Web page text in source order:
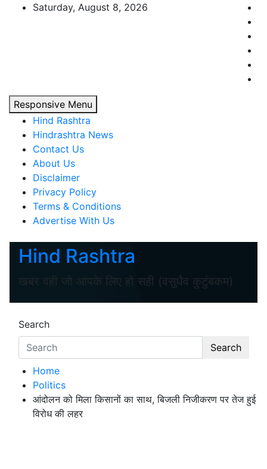
Saturday, August 8, 2026
Responsive Menu
Hind Rashtra
Hindrashtra News
Contact Us
About Us
Disclaimer
Privacy Policy
Terms & Conditions
Advertise With Us
Hind Rashtra
खबर वही जो आपके लिए हो सही (वसुधैव कुटुंबकम)
Search
Search
Home
Politics
आंदोलन को मिला किसानों का साथ, बिजली निजीकरण पर तेज हुई
विरोध की लहर